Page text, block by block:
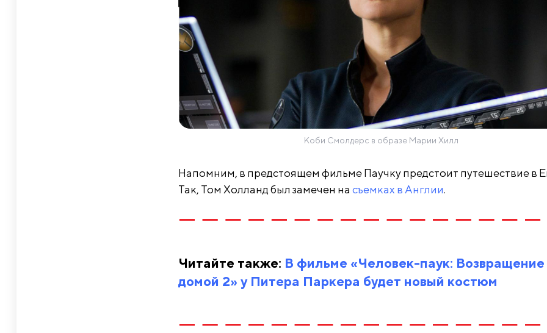
Коби Смолдерс в образе Марии Хилл
Напомним, в предстоящем фильме Паучку предстоит путешествие в
Так, Том Холланд был замечен на съемках в Англии.
Читайте также: В фильме «Человек-паук: Возвращение
домой 2» у Питера Паркера будет новый костюм